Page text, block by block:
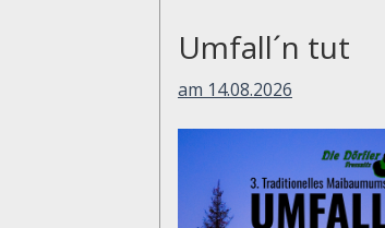
Umfall´n tut
am 14.08.2026